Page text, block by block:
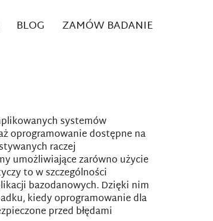
BLOG ZAMÓW BADANIE
systemów
oprogramowanie dostępne na
raczej
umożliwiające zarówno użycie
to w szczególności
bazodanowych. Dzięki nim
kiedy oprogramowanie dla
przed błędami